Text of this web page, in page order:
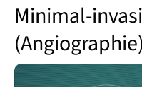
Minimal-​
(Angiographie)